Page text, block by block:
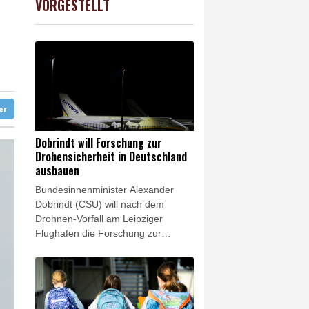
überschattet
0.32%
VORGESTELLT
Dobrindt will Forschung zur
Drohensicherheit in Deutschland
ausbauen
Bundesinnenminister Alexander
Dobrindt (CSU) will nach dem
Drohnen-Vorfall am Leipziger
Flughafen die Forschung zur
ausbauen. "Das Wettrüsten der
Drohnentechnologie erfordert
eigene Forschungseinheiten, um
Schritt halten zu können", sagte